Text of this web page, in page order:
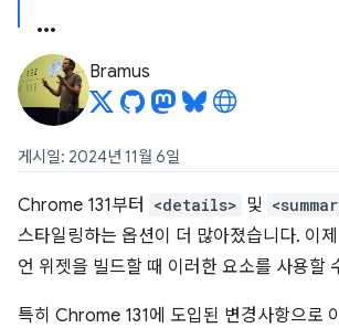
Bramus
게시일: 2024년 11월 6일
Chrome 131부터 <details> 및
스타일링하는 옵션이 더 많아졌습니다. 이
언 위젯을 빌드할 때 이러한 요소를 사용할
특히 Chrome 131에 도입된 변경사항으로